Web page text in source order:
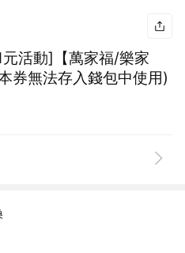
元活動]【萬家福/樂家
券無法存入錢包中使用)